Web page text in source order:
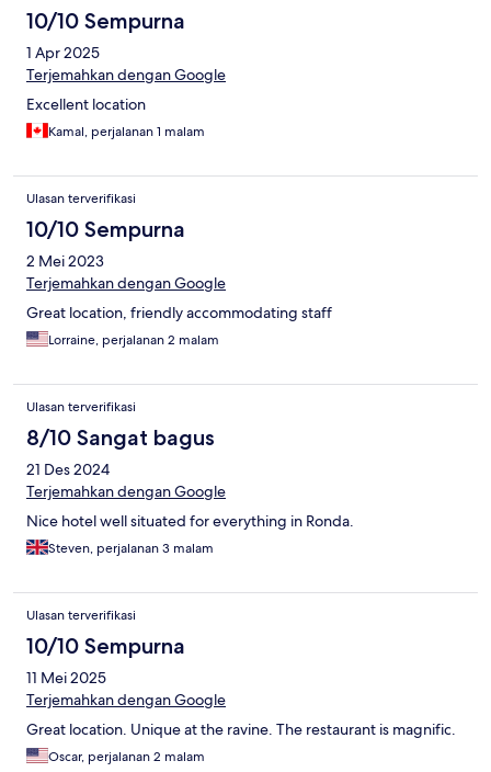
10/10 Sempurna
1 Apr 2025
Terjemahkan dengan Google
Excellent location
Kamal, perjalanan 1 malam
Ulasan terverifikasi
10/10 Sempurna
2 Mei 2023
Terjemahkan dengan Google
Great location, friendly accommodating staff
Lorraine, perjalanan 2 malam
Ulasan terverifikasi
8/10 Sangat bagus
21 Des 2024
Terjemahkan dengan Google
Nice hotel well situated for everything in Ronda.
Steven, perjalanan 3 malam
Ulasan terverifikasi
10/10 Sempurna
11 Mei 2025
Terjemahkan dengan Google
Great location. Unique at the ravine. The restaurant is magnific.
Oscar, perjalanan 2 malam